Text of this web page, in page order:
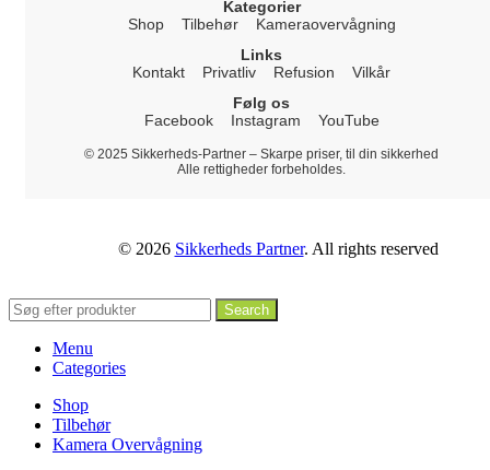
Kategorier
Shop
Tilbehør
Kameraovervågning
Links
Kontakt
Privatliv Refusion
Vilkår
Følg os
Facebook
Instagram YouTube
© 2025 Sikkerheds-Partner – Skarpe priser, til din sikkerhed
Alle rettigheder forbeholdes.
© 2026 Sikkerheds Partner. All rights reserved
Search
Menu
Categories
Shop
Tilbehør
Kamera Overvågning